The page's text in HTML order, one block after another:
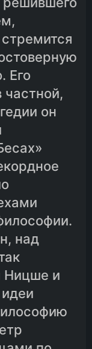
03-07.Последнее странствование Степана Трофимовича
Его
частной,
он
над
Ницше и